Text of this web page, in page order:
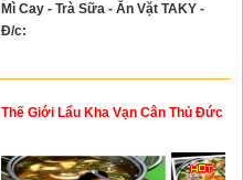
Mì Cay - Trà Sữa - Ăn Vặt TAKY -
Đ/c:
Thế Giới Lẩu Kha Vạn Cân Thủ Đức